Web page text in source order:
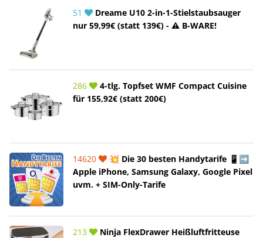
51
Dreame U10 2-in-1-Stielstaubsauger
nur 59,99€ (statt 139€) - ⚠️ B-WARE!
286
4-tlg. Topfset WMF Compact Cuisine
für 155,92€ (statt 200€)
14620
💥 Die 30 besten Handytarife 📱➡️
Apple iPhone, Samsung Galaxy, Google Pixel
uvm. + SIM-Only-Tarife
213
Ninja FlexDrawer Heißluftfritteuse